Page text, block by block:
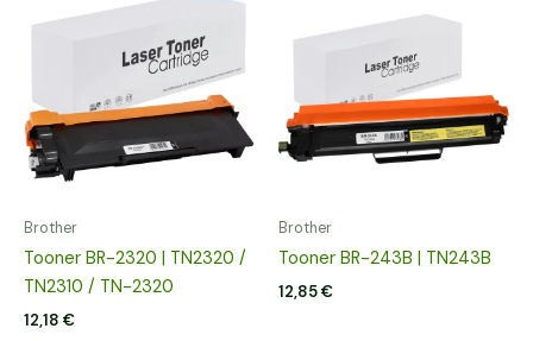
Brother
Tooner BR-2320 | TN2320 /
TN2310 / TN-2320
12,18 €
Brother
Tooner BR-243B | TN243B
12,85€